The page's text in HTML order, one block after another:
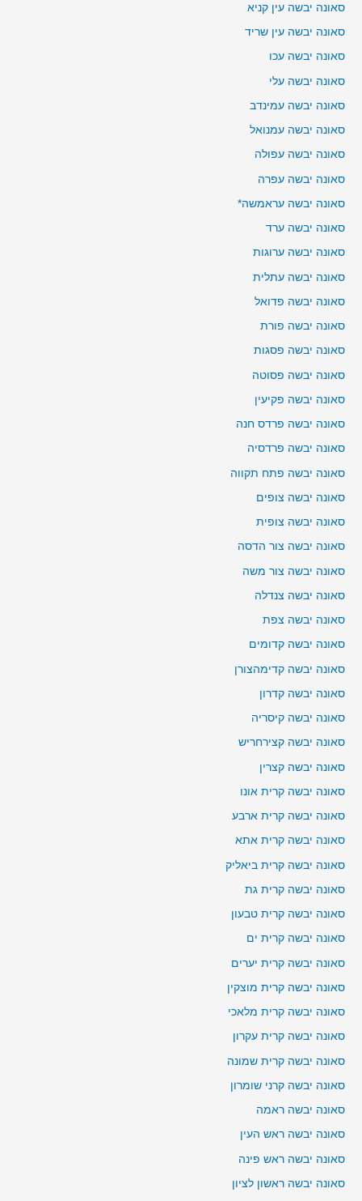
סאונה יבשה עין קניא
סאונה יבשה עין שריד
סאונה יבשה עכו
סאונה יבשה עלי
סאונה יבשה עמינדב
סאונה יבשה עמנואל
סאונה יבשה עפולה
סאונה יבשה עפרה
סאונה יבשה עראמשה*
סאונה יבשה ערד
סאונה יבשה ערוגות
סאונה יבשה עתלית
סאונה יבשה פדואל
סאונה יבשה פורת
סאונה יבשה פסגות
סאונה יבשה פסוטה
סאונה יבשה פקיעין
סאונה יבשה פרדס חנה
סאונה יבשה פרדסיה
סאונה יבשה פתח תקווה
סאונה יבשה צופים
סאונה יבשה צופית
סאונה יבשה צור הדסה
סאונה יבשה צור משה
סאונה יבשה צנדלה
סאונה יבשה צפת
סאונה יבשה קדומים
סאונה יבשה קדימהצורן
סאונה יבשה קדרון
סאונה יבשה קיסריה
סאונה יבשה קצירחריש
סאונה יבשה קצרין
סאונה יבשה קרית אונו
סאונה יבשה קרית ארבע
סאונה יבשה קרית אתא
סאונה יבשה קרית ביאליק
סאונה יבשה קרית גת
סאונה יבשה קרית טבעון
סאונה יבשה קרית ים
סאונה יבשה קרית יערים
סאונה יבשה קרית מוצקין
סאונה יבשה קרית מלאכי
סאונה יבשה קרית עקרון
סאונה יבשה קרית שמונה
סאונה יבשה קרני שומרון
סאונה יבשה ראמה
סאונה יבשה ראש העין
סאונה יבשה ראש פינה
סאונה יבשה ראשון לציון